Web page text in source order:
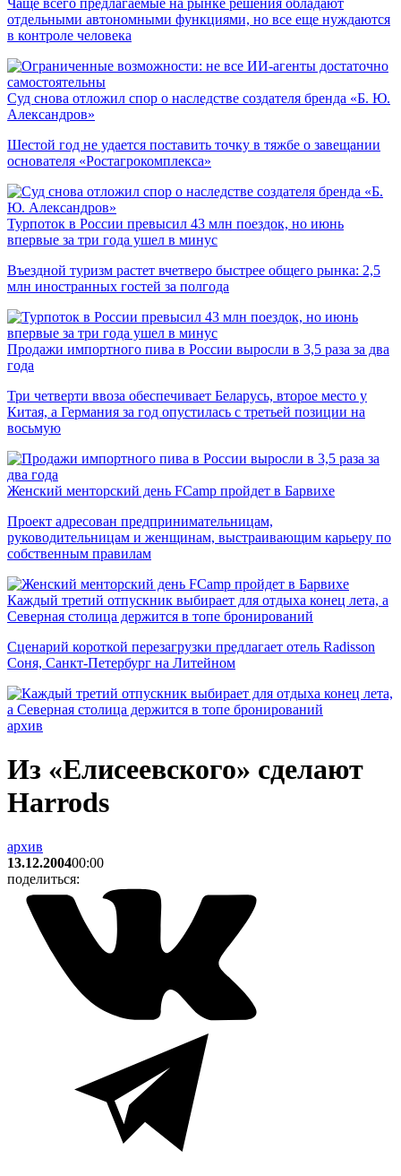
Чаще всего предлагаемые на рынке решения обладают
отдельными автономными функциями, но все еще нуждаются
в контроле человека
Суд снова отложил спор о наследстве создателя бренда «Б. Ю.
Александров»
Шестой год не удается поставить точку в тяжбе о завещании
основателя «Ростагрокомплекса»
Турпоток в России превысил 43 млн поездок, но июнь
впервые за три года ушел в минус
Въездной туризм растет вчетверо быстрее общего рынка: 2,5
млн иностранных гостей за полгода
Продажи импортного пива в России выросли в 3,5 раза за два
года
Три четверти ввоза обеспечивает Беларусь, второе место у
Китая, а Германия за год опустилась с третьей позиции на
восьмую
Женский менторский день FCamp пройдет в Барвихе
Проект адресован предпринимательницам,
руководительницам и женщинам, выстраивающим карьеру по
собственным правилам
Каждый третий отпускник выбирает для отдыха конец лета, а
Северная столица держится в топе бронирований
Сценарий короткой перезагрузки предлагает отель Radisson
Соня, Санкт-Петербург на Литейном
архив
Из «Елисеевского» сделают
Harrods
архив
13.12.200400:00
поделиться: